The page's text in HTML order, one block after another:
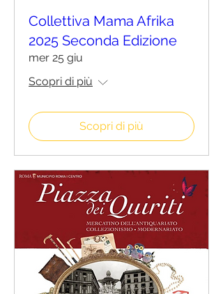
Collettiva Mama Afrika
2025 Seconda Edizione
mer 25 giu
Scopri di più
Scopri di più